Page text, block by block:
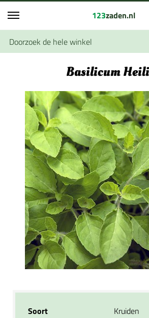
123zaden.nl
Basilicum
Soort
Kruiden